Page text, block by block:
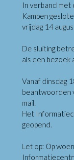
In verband met
Kampen
vrijdag 14
De sluiting
als een bezoek
Vanaf dinsdag
beantwoorden
mail.
Het
geopend.
Let op: Op